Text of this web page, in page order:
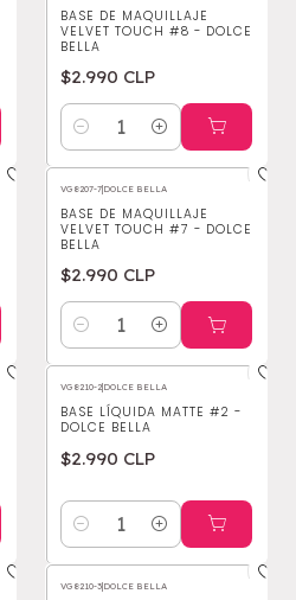
BASE DE MAQUILLAJE
VELVET TOUCH #8 - DOLCE
BELLA
$2.990 CLP
Cantidad
VG8207-7|DOLCE BELLA
BASE DE MAQUILLAJE
VELVET TOUCH #7 - DOLCE
BELLA
$2.990 CLP
Cantidad
VG8210-2|DOLCE BELLA
BASE LÍQUIDA MATTE #2 -
DOLCE BELLA
$2.990 CLP
Cantidad
VG8210-3|DOLCE BELLA